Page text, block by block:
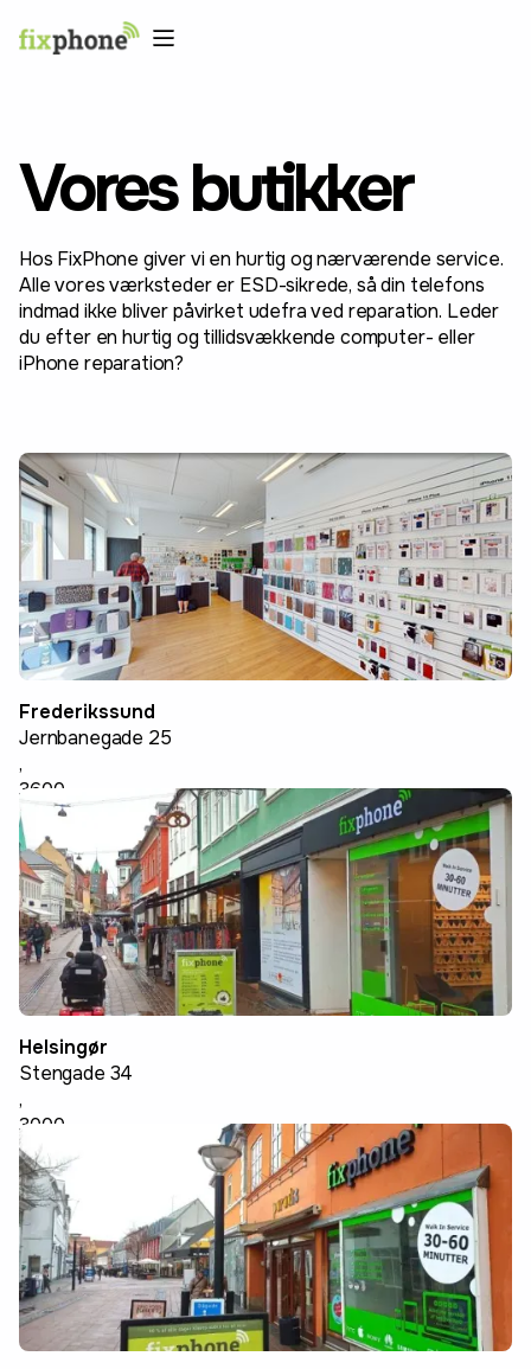
Vores butikker
Hos FixPhone giver vi en hurtig og nærværende service.
Alle vores værksteder er ESD-sikrede, så din telefons
indmad ikke bliver påvirket udefra ved reparation. Leder
du efter en hurtig og tillidsvækkende computer- eller
iPhone reparation?
Frederikssund
Jernbanegade 25
,
3600
Frederikssund
Helsingør
Stengade 34
,
3000
Helsingør